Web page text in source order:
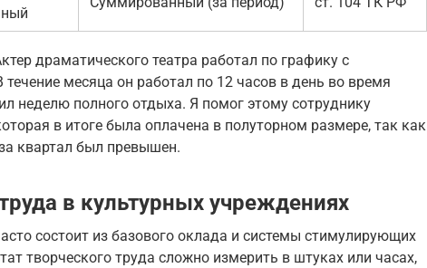
драматического театра работал по графику с
месяца он работал по 12 часов в день во время
неделю полного отдыха. Я помог этому сотруднику
в итоге была оплачена в полуторном размере, так как
квартал был превышен.
в культурных учреждениях
состоит из базового оклада и системы стимулирующих
творческого труда сложно измерить в штуках или часах,